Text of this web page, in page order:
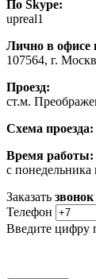
По Skype:
upreal1
Лично в офисе
107564, г.
Проезд:
ст.м.
Схема проезда:
Время работы:
с
Заказать звонок
Телефон
Введите цифру